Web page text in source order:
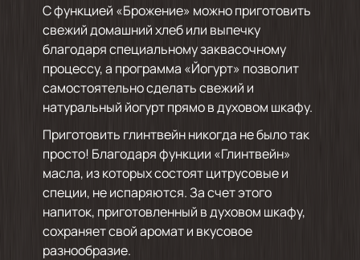
С функцией «Брожение» можно приготовить
свежий домашний хлеб или выпечку
благодаря специальному заквасочному
процессу, а программа «Йогурт» позволит
самостоятельно сделать свежий и
натуральный йогурт прямо в духовом шкафу.
Приготовить глинтвейн никогда не было так
просто! Благодаря функции «Глинтвейн»
масла, из которых состоят цитрусовые и
специи, не испаряются. За счет этого
напиток, приготовленный в духовом шкафу,
сохраняет свой аромат и вкусовое
разнообразие.